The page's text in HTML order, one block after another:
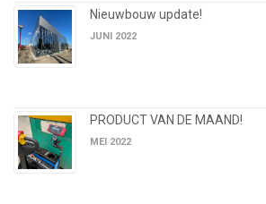
Nieuwbouw update!
JUNI 2022
PRODUCT VAN DE MAAND!
MEI 2022